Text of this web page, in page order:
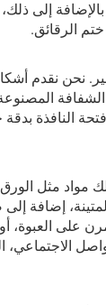
مصنوعة من ورق فنّ مغلف عالي الجودة (مثل 250 جم/م²،
الرقائق.
نحن نقدم
نُعدّد حجم فتحة
مثل الورق،
إضافة إلى
على العبوة،
الاجتماعي،